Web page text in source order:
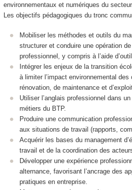
environnementaux et numériques du secteur.
Les objectifs pédagogiques du tronc
Mobiliser les méthodes et outils du
structurer et conduire une opération
professionnel, y compris à l’aide
Intégrer les enjeux de la transition
à limiter l’impact environnemental
rénovation, de maintenance et
Utiliser l’anglais professionnel dans
métiers du BTP.
Produire une communication
aux situations de travail (rapports,
Acquérir les bases du management
travail et de la coordination des
Développer une expérience
alternance, favorisant l’ancrage des
pratiques en entreprise.